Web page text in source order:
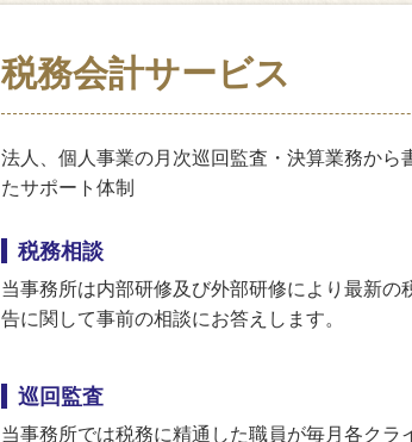
税務会計サービス
法人、個人事業の月次巡回監査・決算業務か
たサポート体制
税務相談
当事務所は内部研修及び外部研修により最新
告に関して事前の相談にお答えします。
巡回監査
当事務所では税務に精通した職員が毎月各ク